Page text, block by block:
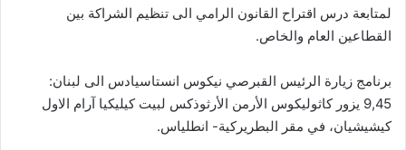
لمتابعة درس اقتراح القانون الرامي الى تنظيم الشراكة بين
القطاعين العام والخاص.
برنامج زيارة الرئيس القبرصي نيكوس انستاسيادس الى لبنان:
9,45 يزور كاثوليكوس الأرمن الأرثوذكس لبيت كيليكيا آرام الاول
كيشيشيان، في مقر البطريركية- انطلياس.